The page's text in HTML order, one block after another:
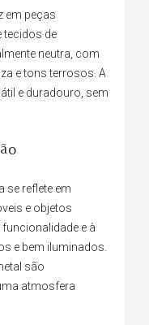
em peças
tecidos de
neutra, com
e tons terrosos. A
e duradouro, sem
se reflete em
e objetos
e à
e bem iluminados.
são
atmosfera